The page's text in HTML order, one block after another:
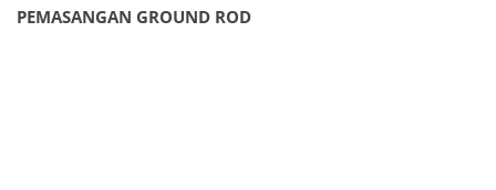
PEMASANGAN GROUND ROD